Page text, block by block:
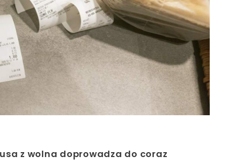
z wolna doprowadza do coraz